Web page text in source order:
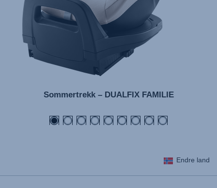
Sommertrekk – DUALFIX FAMILIE
Endre land